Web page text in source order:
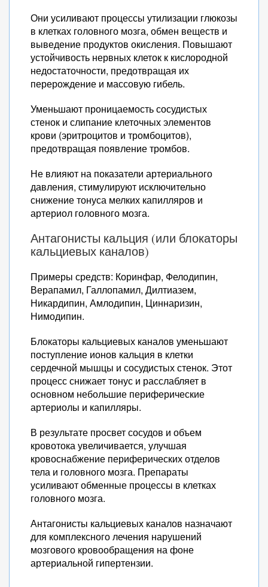
Они усиливают процессы утилизации глюкозы
в клетках головного мозга, обмен веществ и
выведение продуктов окисления. Повышают
устойчивость нервных клеток к кислородной
недостаточности, предотвращая их
перерождение и массовую гибель.
Уменьшают проницаемость сосудистых
стенок и слипание клеточных элементов
крови (эритроцитов и тромбоцитов),
предотвращая появление тромбов.
Не влияют на показатели артериального
давления, стимулируют исключительно
снижение тонуса мелких капилляров и
артериол головного мозга.
Антагонисты кальция (или блокаторы
кальциевых каналов)
Примеры средств: Коринфар, Фелодипин,
Верапамил, Галлопамил, Дилтиазем,
Никардипин, Амлодипин, Циннаризин,
Нимодипин.
Блокаторы кальциевых каналов уменьшают
поступление ионов кальция в клетки
сердечной мышцы и сосудистых стенок. Этот
процесс снижает тонус и расслабляет в
основном небольшие периферические
артериолы и капилляры.
В результате просвет сосудов и объем
кровотока увеличивается, улучшая
кровоснабжение периферических отделов
тела и головного мозга. Препараты
усиливают обменные процессы в клетках
головного мозга.
Антагонисты кальциевых каналов назначают
для комплексного лечения нарушений
мозгового кровообращения на фоне
артериальной гипертензии.